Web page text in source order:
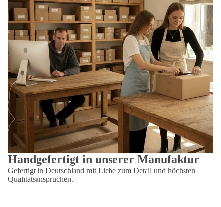
Handgefertigt in unserer Manufaktur
Gefertigt in Deutschland mit Liebe zum Detail und höchsten
Qualitätsansprüchen.